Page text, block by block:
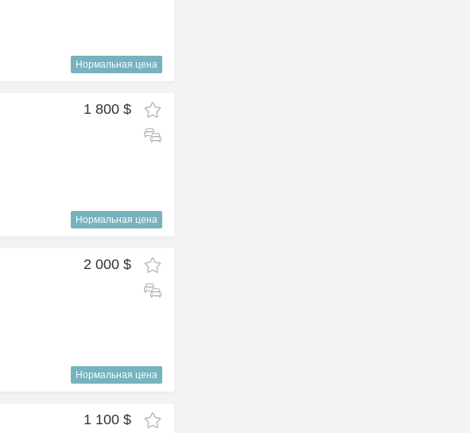
Нормальная цена
1 800 $
Нормальная цена
2 000 $
Нормальная цена
1 100 $